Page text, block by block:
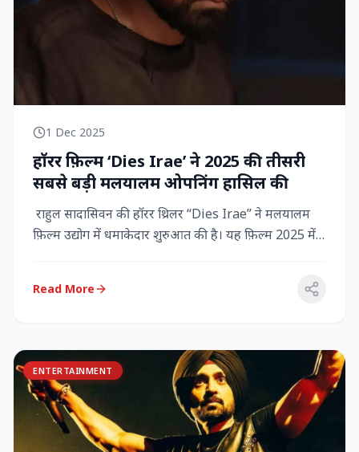
1 Dec 2025
हॉरर फ़िल्म ‘Dies Irae’ ने 2025 की तीसरी
सबसे बड़ी मलयालम ओपनिंग हासिल की
राहुल सादासिवन की हॉरर थ्रिलर “Dies Irae” ने मलयालम
फ़िल्म उद्योग में धमाकेदार शुरुआत की है। यह फ़िल्म 2025 में
Read More
ENTERTAINMENT